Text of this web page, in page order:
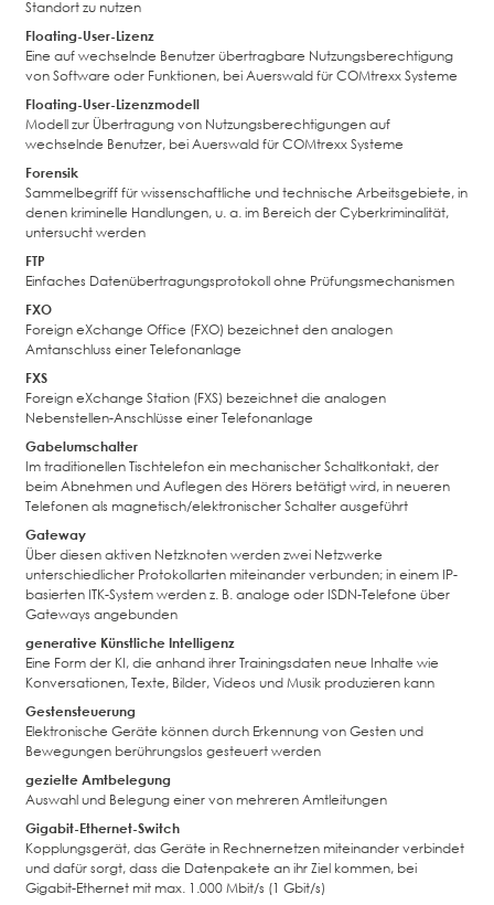
Standort zu nutzen
Floating-User-Lizenz
Eine auf wechselnde Benutzer übertragbare Nutzungsberechtigung
von Software oder Funktionen, bei Auerswald für COMtrexx Systeme
Floating-User-Lizenzmodell
Modell zur Übertragung von Nutzungsberechtigungen auf
wechselnde Benutzer, bei Auerswald für COMtrexx Systeme
Forensik
Sammelbegriff für wissenschaftliche und technische Arbeitsgebiete, in
denen kriminelle Handlungen, u. a. im Bereich der Cyberkriminalität,
untersucht werden
FTP
Einfaches Datenübertragungsprotokoll ohne Prüfungsmechanismen
FXO
Foreign eXchange Office (FXO) bezeichnet den analogen
Amtanschluss einer Telefonanlage
FXS
Foreign eXchange Station (FXS) bezeichnet die analogen
Nebenstellen-Anschlüsse einer Telefonanlage
Gabelumschalter
Im traditionellen Tischtelefon ein mechanischer Schaltkontakt, der
beim Abnehmen und Auflegen des Hörers betätigt wird, in neueren
Telefonen als magnetisch/elektronischer Schalter ausgeführt
Gateway
Über diesen aktiven Netzknoten werden zwei Netzwerke
unterschiedlicher Protokollarten miteinander verbunden; in einem IP-
basierten ITK-System werden z. B. analoge oder ISDN-Telefone über
Gateways angebunden
generative Künstliche Intelligenz
Eine Form der KI, die anhand ihrer Trainingsdaten neue Inhalte wie
Konversationen, Texte, Bilder, Videos und Musik produzieren kann
Gestensteuerung
Elektronische Geräte können durch Erkennung von Gesten und
Bewegungen berührungslos gesteuert werden
gezielte Amtbelegung
Auswahl und Belegung einer von mehreren Amtleitungen
Gigabit-Ethernet-Switch
Kopplungsgerät, das Geräte in Rechnernetzen miteinander verbindet
und dafür sorgt, dass die Datenpakete an ihr Ziel kommen, bei
Gigabit-Ethernet mit max. 1.000 Mbit/s (1 Gbit/s)